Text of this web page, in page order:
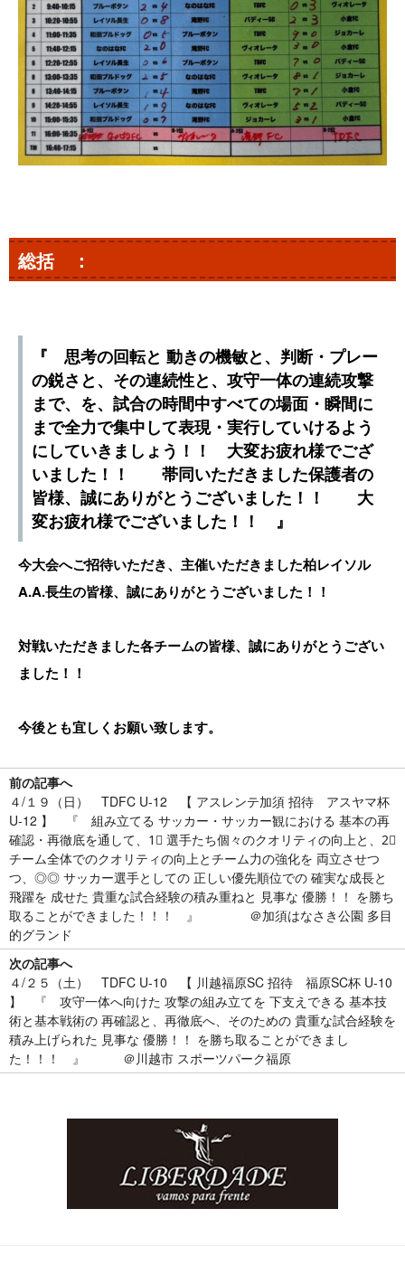
総括 ：
『 思考の回転と 動きの機敏と、判断・プレー
の鋭さと、その連続性と、攻守一体の連続攻撃
まで、を、試合の時間中すべての場面・瞬間に
まで全力で集中して表現・実行していけるよう
にしていきましょう！！ 大変お疲れ様でござ
いました！！ 帯同いただきました保護者の
皆様、誠にありがとうございました！！ 大
変お疲れ様でございました！！ 』
今大会へご招待いただき、主催いただきました柏レイソル
A.A.長生の皆様、誠にありがとうございました！！
対戦いただきました各チームの皆様、誠にありがとうござい
ました！！
今後とも宜しくお願い致します。
前の記事へ
４/１９（日） TDFC U-12 【 アスレンテ加須 招待 アスヤマ杯
U-12 】 『 組み立てる サッカー・サッカー観における 基本の再
確認・再徹底を通して、1⃣ 選手たち個々のクオリティの向上と、2⃣
チーム全体でのクオリティの向上とチーム力の強化を 両立させつ
つ、◎◎ サッカー選手としての 正しい優先順位での 確実な成長と
飛躍を 成せた 貴重な試合経験の積み重ねと 見事な 優勝！！ を勝ち
取ることができました！！！ 』 ＠加須はなさき公園 多目
的グランド
次の記事へ
４/２５（土） TDFC U-10 【 川越福原SC 招待 福原SC杯 U-10
】 『 攻守一体へ向けた 攻撃の組み立てを 下支えできる 基本技
術と基本戦術の 再確認と、再徹底へ、そのための 貴重な試合経験を
積み上げられた 見事な 優勝！！ を勝ち取ることができまし
た！！！ 』 ＠川越市 スポーツパーク福原